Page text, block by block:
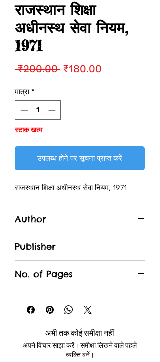
राजस्थान शिक्षा
अधीनस्थ सेवा नियम,
1971
₹200.00 नियमित
₹180.00
मात्रा *
स्टाक खत्म
उपलब्ध होने पर सूचना प्राप्त करें
राजस्थान शिक्षा अधीनस्थ सेवा नियम, 1971
Author
Publisher
No. of Pages
अभी तक कोई समीक्षा नहीं
अपने विचार साझा करें। समीक्षा लिखने वाले पहले
व्यक्ति बनें।